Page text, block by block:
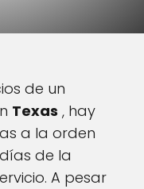
de un
Texas , hay
a la orden
de la
A pesar